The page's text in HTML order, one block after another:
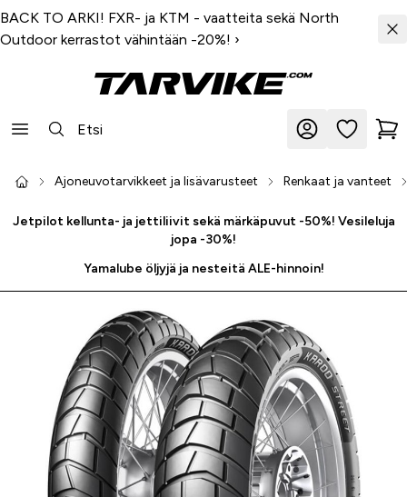
BACK TO ARKI! FXR- ja KTM - vaatteita sekä North
Outdoor kerrastot vähintään -20%! ›
Ajoneuvotarvikkeet ja lisävarusteet Renkaat ja vanteet
Jetpilot kellunta- ja jettiliivit sekä märkäpuvut -50%! Vesileluja
jopa -30%!
Yamalube öljyjä ja nesteitä ALE-hinnoin!